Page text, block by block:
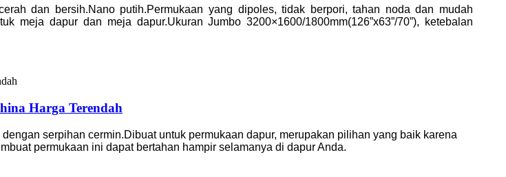
dan bersih.Nano putih.Permukaan yang dipoles, tidak berpori, tahan noda dan mudah
dapur dan meja dapur.Ukuran Jumbo 3200×1600/1800mm(126”x63”/70”), ketebalan
Harga Terendah
serpihan cermin.Dibuat untuk permukaan dapur, merupakan pilihan yang baik karena
permukaan ini dapat bertahan hampir selamanya di dapur Anda.